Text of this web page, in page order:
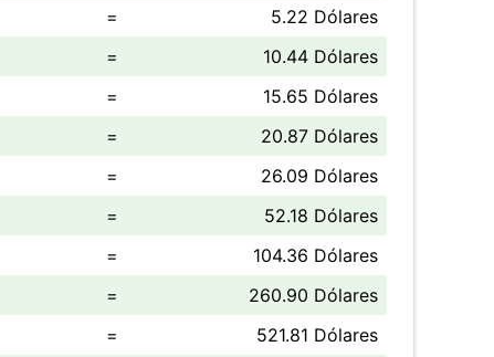
=
5.22 Dólares
=
10.44 Dólares
=
15.65 Dólares
=
20.87 Dólares
=
26.09 Dólares
=
52.18 Dólares
=
104.36 Dólares
=
260.90 Dólares
= 521.81 Dólares